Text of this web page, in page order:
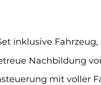
inklusive
Nachbildung
mit voller